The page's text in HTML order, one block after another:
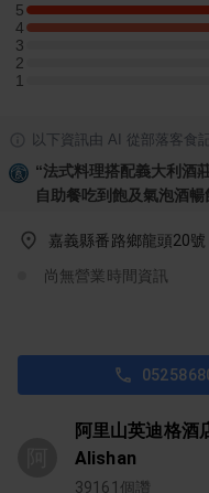
5
5 星：1 則評論
4
4 星：1 則評論
3
3 星：0 則評論
2
2 星：0 則評論
1
1 星：0 則評論
以下資訊由 AI 從部落客食
“法式料理搭配義大利酒
自助餐吃到飽及氣泡酒暢
嘉義縣番路鄉龍頭20號
尚無營業時間資訊
阿里山英迪格
Alishan
39161 個讚